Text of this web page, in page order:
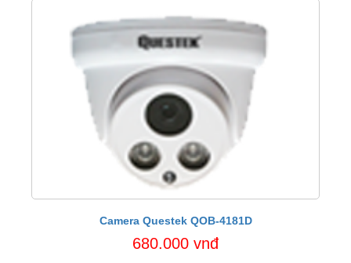
Camera Questek QOB-4181D
680.000 vnđ